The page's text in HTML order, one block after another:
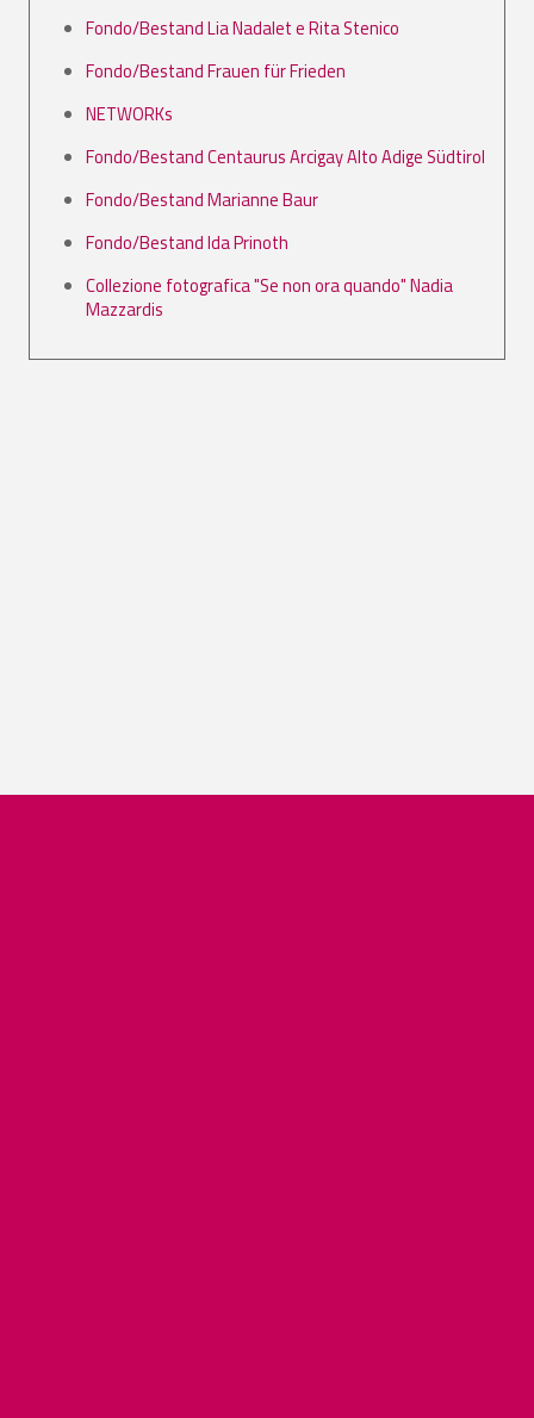
Fondo/Bestand Lia Nadalet e Rita Stenico
Fondo/Bestand Frauen für Frieden
NETWORKs
Fondo/Bestand Centaurus Arcigay Alto Adige Südtirol
Fondo/Bestand Marianne Baur
Fondo/Bestand Ida Prinoth
Collezione fotografica "Se non ora quando" Nadia
Mazzardis